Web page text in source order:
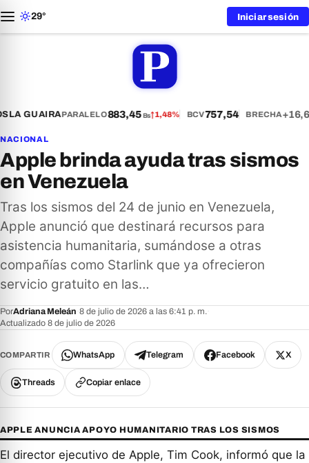
29° Iniciar sesión
LA GUAIRAPARALELO883,45Bs↑1,48% BCV757,54 BRECHA
NACIONAL
Apple brinda ayuda tras sismos
en Venezuela
Tras los sismos del 24 de junio en Venezuela,
Apple anunció que destinará recursos para
asistencia humanitaria, sumándose a otras
compañías como Starlink que ya ofrecieron
servicio gratuito en las…
PorAdriana Meleán 8 de julio de 2026 a las 6:41 p. m.
Actualizado 8 de julio de 2026
COMPARTIR WhatsApp Telegram Facebook X
Threads Copiar enlace
APPLE ANUNCIA APOYO HUMANITARIO TRAS LOS SISMOS
El director ejecutivo de Apple, Tim Cook, informó que la